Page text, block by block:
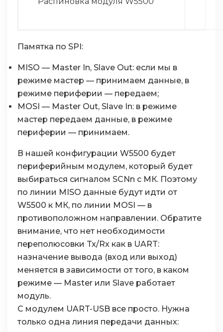
Памятка по SPI:
MISO — Master In, Slave Out: если мы в
режиме мастер — принимаем данные, в
режиме периферии — передаем;
MOSI — Master Out, Slave In: в режиме
мастер передаем данные, в режиме
периферии — принимаем.
В нашей конфигурации W5500 будет
периферийным модулем, который будет
выбираться сигналом SCNn с МК. Поэтому
по линии MISO данные будут идти от
W5500 к МК, по линии MOSI — в
противоположном направлении. Обратите
внимание, что нет необходимости
переполюсовки Tx/Rx как в UART:
назначение вывода (вход или выход)
меняется в зависимости от того, в каком
режиме — Master или Slave работает
модуль.
С модулем UART-USB все просто. Нужна
только одна линия передачи данных: